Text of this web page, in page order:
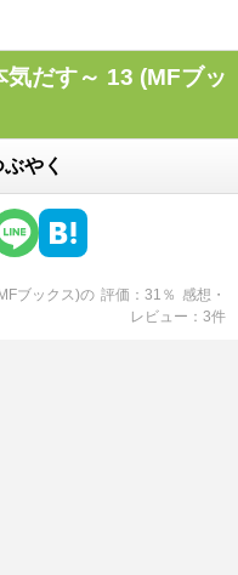
だす～ 13 (MFブッ
やく
ブックス)の 評価 31 ％ 感想・
レビュー
3件